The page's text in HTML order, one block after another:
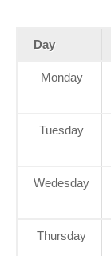
Day
Monday
Tuesday
Wedesday
Thursday